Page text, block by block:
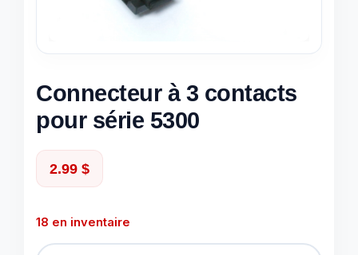
Connecteur à 3 contacts
pour série 5300
2.99 $
18 en inventaire